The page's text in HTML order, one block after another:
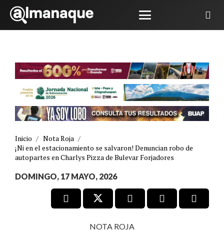
Inicio / Nota Roja /
¡Ni en el estacionamiento se salvaron! Denuncian robo de
autopartes en Charlys Pizza de Bulevar Forjadores
DOMINGO, 17 MAYO, 2026
NOTA ROJA